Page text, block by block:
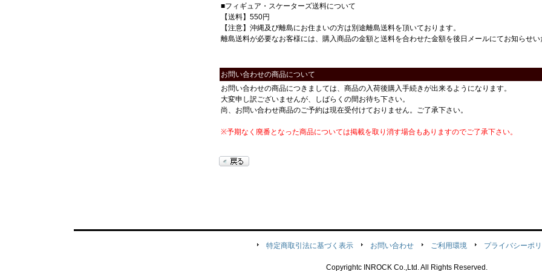
■フィギュア・スケーターズ送料について
【送料】550円
【注意】沖縄及び離島にお住まいの方は別途離島送料を頂いております。
離島送料が必要なお客様には、購入商品の金額と送料を合わせた金額を後日メールにてお知らせい
お問い合わせの商品について
お問い合わせの商品につきましては、商品の入荷後購入手続きが出来るようになります。
大変申し訳ございませんが、しばらくの間お待ち下さい。
尚、お問い合わせ商品のご予約は現在受付けておりません。ご了承下さい。
※予期なく廃番となった商品については掲載を取り消す場合もありますのでご了承下さい。
特定商取引法に基づく表示 お問い合わせ ご利用環境 プライバシーポ
Copyrightc INROCK Co.,Ltd. All Rights Reserved.